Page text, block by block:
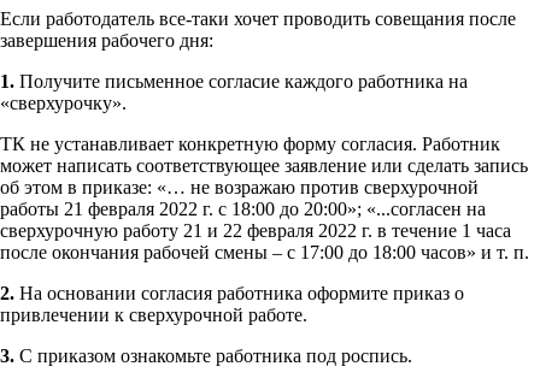
Если работодатель все-таки хочет проводить совещания после
завершения рабочего дня:
1. Получите письменное согласие каждого работника на
«сверхурочку».
ТК не устанавливает конкретную форму согласия. Работник
может написать соответствующее заявление или сделать запись
об этом в приказе: «… не возражаю против сверхурочной
работы 21 февраля 2022 г. с 18:00 до 20:00»; «...согласен на
сверхурочную работу 21 и 22 февраля 2022 г. в течение 1 часа
после окончания рабочей смены – с 17:00 до 18:00 часов» и т. п.
2. На основании согласия работника оформите приказ о
привлечении к сверхурочной работе.
3. С приказом ознакомьте работника под роспись.